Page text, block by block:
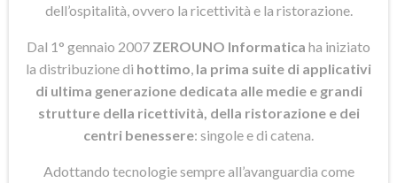
dell’ospitalità, ovvero la ricettività e la ristorazione.
Dal 1° gennaio 2007 ZEROUNO Informatica ha iniziato
la distribuzione di hottimo la prima suite di applicativi
di ultima generazione dedicata alle medie e grandi
strutture della ricettività, della ristorazione e dei
centri benessere: singole e di catena.
Adottando tecnologie sempre all’avanguardia come